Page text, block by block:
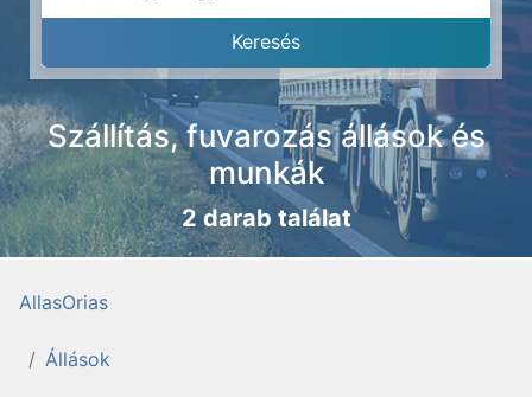
Szállítás, fuvarozás állások és
munkák
2 darab találat
AllasOrias
Állások